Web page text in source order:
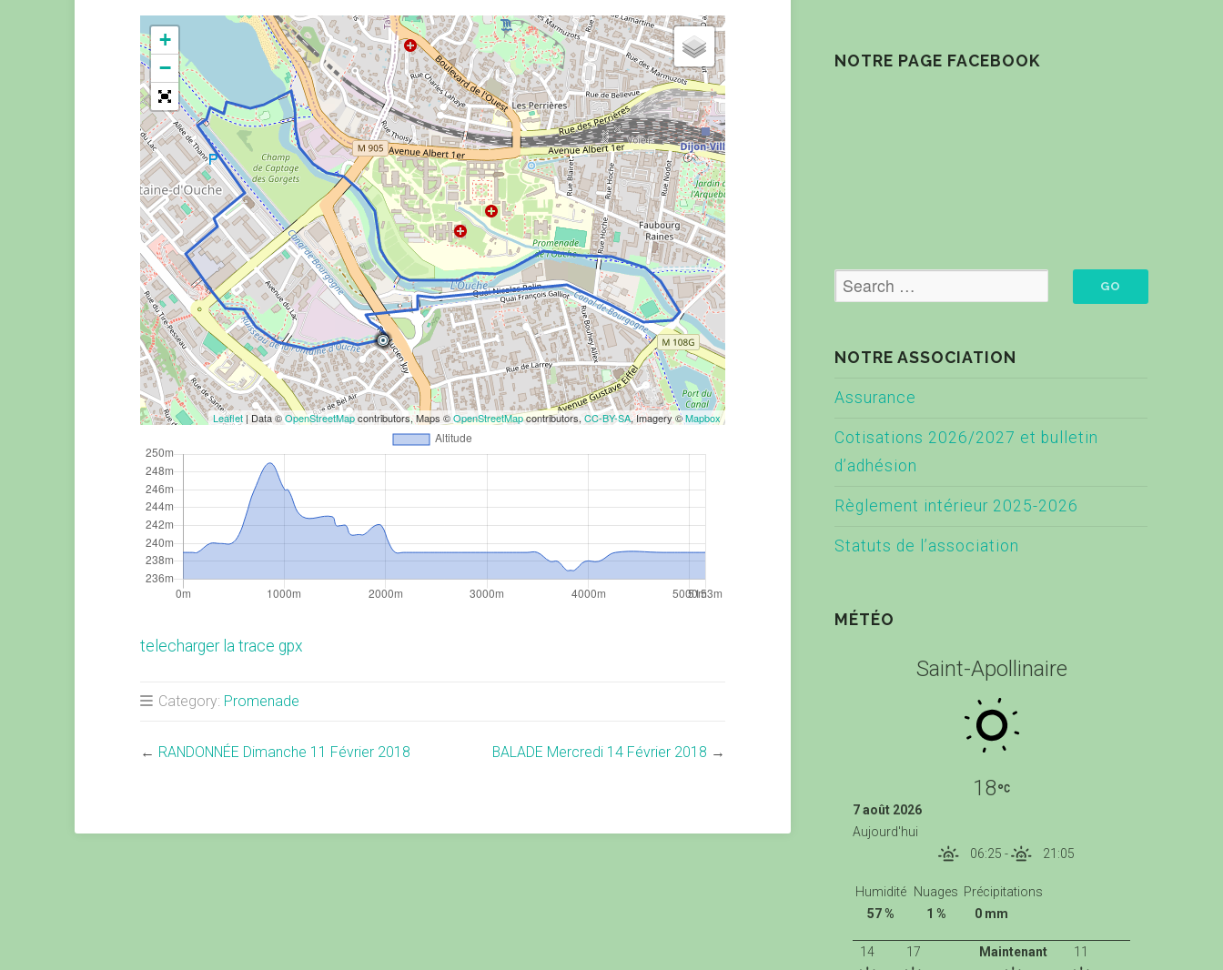
+
−
Leaflet | Data ©OpenStreetMapcontributors, Maps ©OpenStreetMapcontributors,CC-BY-SA, Imagery ©Mapbox
telecharger la trace gpx
Category: Promenade
← RANDONNÉE Dimanche 11 Février 2018 BALADE Mercredi 14 Février 2018 →
NOTRE PAGE FACEBOOK
NOTRE ASSOCIATION
Assurance
Cotisations 2026/2027 et bulletin
d’adhésion
Règlement intérieur 2025-2026
Statuts de l’association
MÉTÉO
Saint-Apollinaire
18
7 août 2026
Aujourd'hui
06:25 - 21:05
Humidité
57 %
Nuages
1 %
Précipitations
0 mm
Maintenant 11
14 17